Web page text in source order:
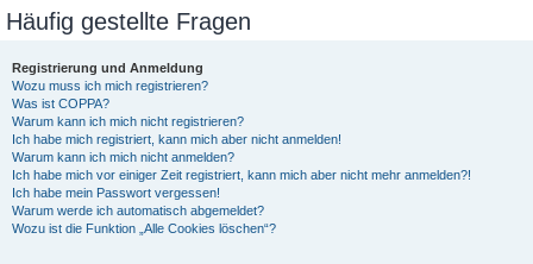
Häufig gestellte Fragen
Registrierung und Anmeldung
Wozu muss ich mich registrieren?
Was ist COPPA?
Warum kann ich mich nicht registrieren?
Ich habe mich registriert, kann mich aber nicht anmelden!
Warum kann ich mich nicht anmelden?
Ich habe mich vor einiger Zeit registriert, kann mich aber nicht mehr anmelden?!
Ich habe mein Passwort vergessen!
Warum werde ich automatisch abgemeldet?
Wozu ist die Funktion „Alle Cookies löschen“?